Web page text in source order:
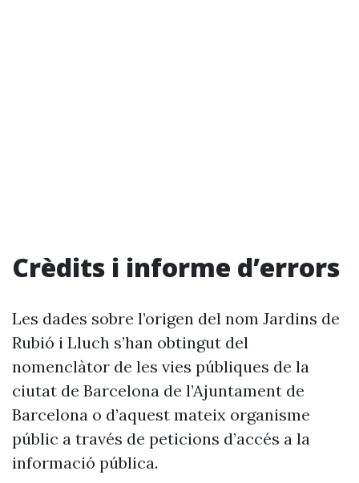
Crèdits i informe d’errors
Les dades sobre l’origen del nom Jardins de
Rubió i Lluch s’han obtingut del
nomenclàtor de les vies públiques de la
ciutat de Barcelona de l’Ajuntament de
Barcelona o d’aquest mateix organisme
públic a través de peticions d’accés a la
informació pública.